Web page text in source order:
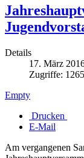
Details
17. März
Zugriffe:
Empty
Drucken
E-Mail
Am vergangenen